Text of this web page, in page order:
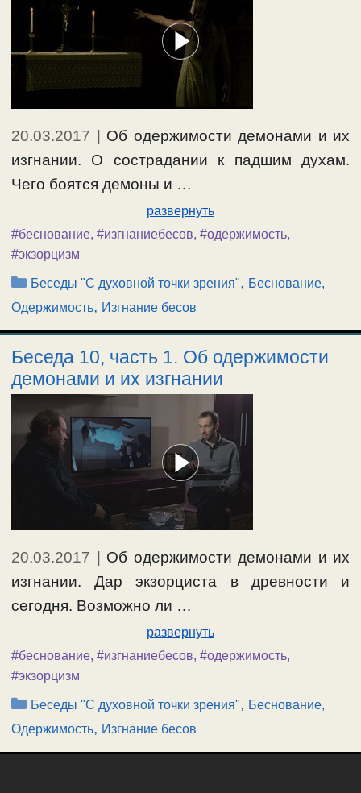
разрывает …
Ещё…
#беснование , #изгнаниебесов
20.03.2017 | Об одержимости демонами и их
изгнании. О сострадании к падшим духам.
Чего боятся демоны и …
развернуть
#беснование, #изгнаниебесов, #одержимость,
#экзорцизм
Рубрики
Беседы "С духовной точки зрения", Беснование,
Одержимость, Изгнание бесов
Беседа 10, часть 1. Об одержимости
демонами и их изгнании
20.03.2017 | Об одержимости демонами и их
изгнании. Дар экзорциста в древности и
сегодня. Возможно ли …
развернуть
#беснование, #изгнаниебесов, #одержимость,
#экзорцизм
Рубрики
Беседы "С духовной точки зрения", Беснование,
Одержимость, Изгнание бесов